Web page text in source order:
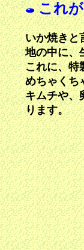
これ
いか焼きと
地の中に、
これに、特
めちゃくち
キムチや、
ります。